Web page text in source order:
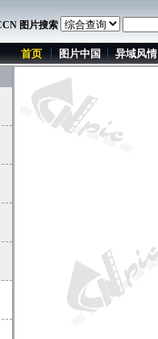
图片搜索
首页 图片中国 异域风情